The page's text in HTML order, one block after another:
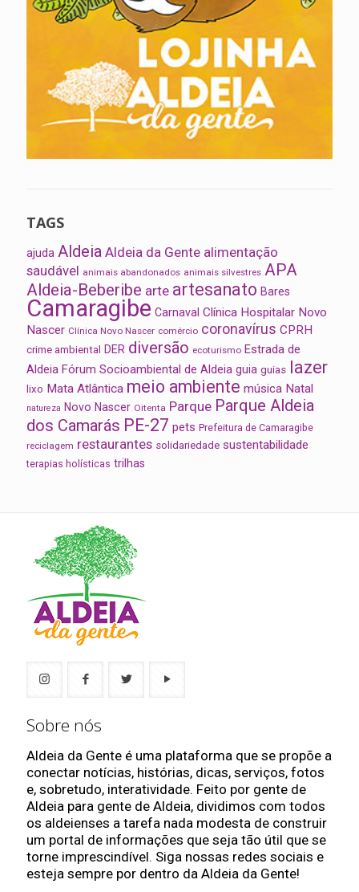
TAGS
ajuda Aldeia Aldeia da Gente alimentação
saudável animais abandonados animais silvestres APA
Aldeia-Beberibe arte artesanato Bares
Camaragibe Carnaval Clínica Hospitalar Novo
Nascer Clínica Novo Nascer comércio coronavírus CPRH
crime ambiental DER diversão ecoturismo Estrada de
Aldeia Fórum Socioambiental de Aldeia guia guias lazer
lixo Mata Atlântica meio ambiente música Natal
natureza Novo Nascer Oitenta Parque Parque Aldeia
dos Camarás PE-27 pets Prefeitura de Camaragibe
reciclagem restaurantes solidariedade sustentabilidade
terapias holísticas trilhas
Sobre nós
Aldeia da Gente é uma plataforma que se propõe a
conectar notícias, histórias, dicas, serviços, fotos
e, sobretudo, interatividade. Feito por gente de
Aldeia para gente de Aldeia, dividimos com todos
os aldeienses a tarefa nada modesta de construir
um portal de informações que seja tão útil que se
torne imprescindível. Siga nossas redes sociais e
esteja sempre por dentro da Aldeia da Gente!